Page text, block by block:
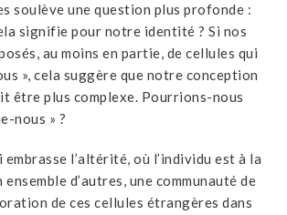
soulève une question plus profonde :
signifie pour notre identité ? Si nos
au moins en partie, de cellules qui
», cela suggère que notre conception
être plus complexe. Pourrions-nous
nous » ?
l’altérité, où l’individu est à la
d’autres, une communauté de
de ces cellules étrangères dans